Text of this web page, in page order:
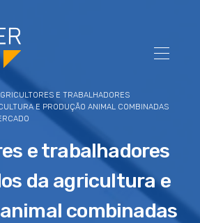
E TRABALHADORES
E PRODUÇÃO ANIMAL COMBINADAS
e trabalhadores
da agricultura e
combinadas